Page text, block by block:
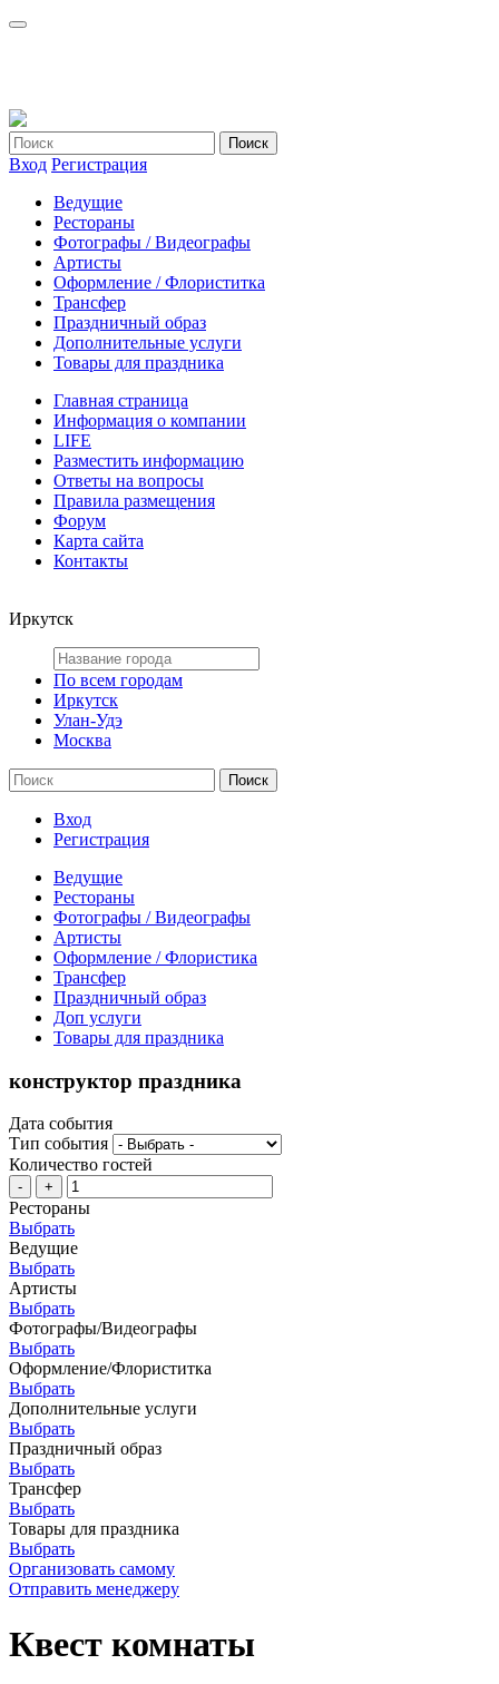
Вход Регистрация
Ведущие
Рестораны
Фотографы / Видеографы
Артисты
Оформление / Флориститка
Трансфер
Праздничный образ
Дополнительные услуги
Товары для праздника
Главная страница
Информация о компании
LIFE
Разместить информацию
Ответы на вопросы
Правила размещения
Форум
Карта сайта
Контакты
Иркутск
По всем городам
Иркутск
Улан-Удэ
Москва
Вход
Регистрация
Ведущие
Рестораны
Фотографы / Видеографы
Артисты
Оформление / Флористика
Трансфер
Праздничный образ
Доп услуги
Товары для праздника
конструктор праздника
Дата события
Тип события
Количество гостей
- +
Рестораны
Выбрать
Ведущие
Выбрать
Артисты
Выбрать
Фотографы/Видеографы
Выбрать
Оформление/Флориститка
Выбрать
Дополнительные услуги
Выбрать
Праздничный образ
Выбрать
Трансфер
Выбрать
Товары для праздника
Выбрать
Организовать самому
Отправить менеджеру
Квест комнаты